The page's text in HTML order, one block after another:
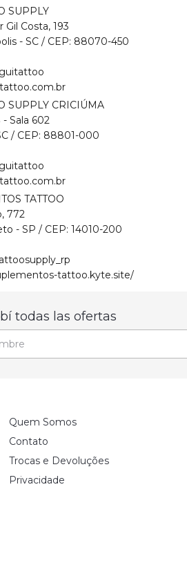
SUPPLY
Costa, 193
- SC / CEP: 88070-450
SUPPLY CRICIÚMA
Sala 602
/ CEP: 88801-000
TATTOO
772
- SP / CEP: 14010-200
tattoo.kyte.site/
todas las ofertas
Quem Somos
Contato
Trocas e Devoluções
Privacidade